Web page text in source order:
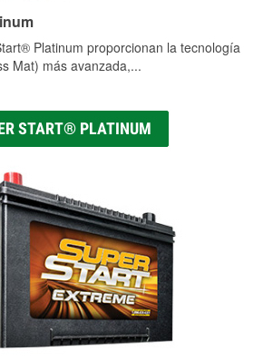
Platinum proporcionan la tecnología
Mat) más avanzada,...
START® PLATINUM